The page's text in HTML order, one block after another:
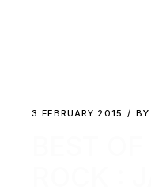
3 FEBRUARY 2015 BY